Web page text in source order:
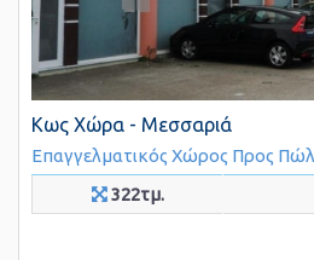
Κως Χώρα - Μεσσαριά
Επαγγελματικός Χώρος Προς
322τμ.